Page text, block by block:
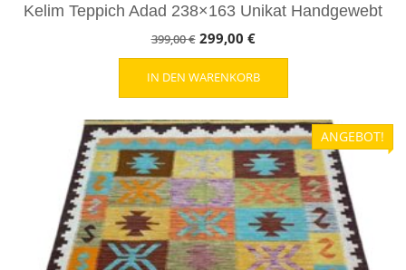
Kelim Teppich Adad 238×163 Unikat Handgewebt
399,00€ Ursprünglicher
Preis
war:
299,00 €Aktueller
Preis
ist:
IN DEN WARENKORB
ANGEBOT!